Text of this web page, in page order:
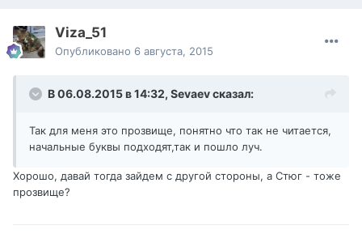
Viza_51
Опубликовано 6 августа, 2015
В 06.08.2015 в 14:32, Sevaevсказал:
Так для меня это прозвище, понятно что так не читается,
начальные буквы подходят,так и пошло луч.
Хорошо, давай тогда зайдем с другой стороны, а Стюг - тоже
прозвище?